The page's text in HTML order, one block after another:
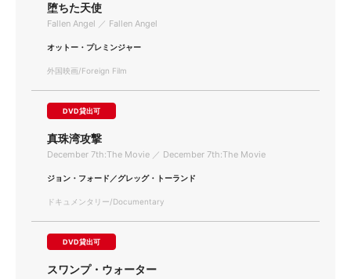
堕ちた天使
Fallen Angel ／ Fallen Angel
オットー・プレミンジャー
外国映画/Foreign Film
DVD貸出可
真珠湾攻撃
December 7th:The Movie ／ December 7th:The Movie
ジョン・フォード／グレッグ・トーランド
ドキュメンタリー/Documentary
DVD貸出可
スワンプ・ウォーター